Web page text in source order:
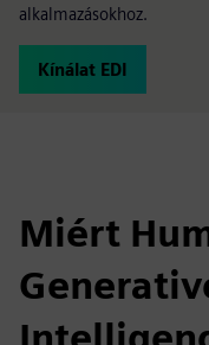
alkalmazásokhoz.
Kínálat EDI
Miért